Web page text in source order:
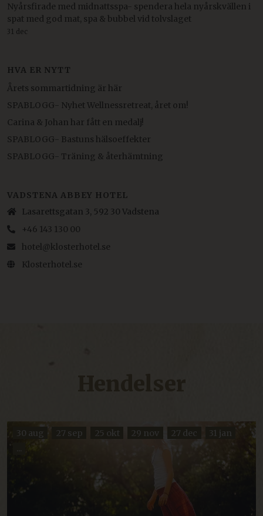
Nyårsfirade med midnattsspa- spendera hela nyårskvällen i
spat med god mat, spa & bubbel vid tolvslaget
31 dec
HVA ER NYTT
Årets sommartidning är här
SPABLOGG- Nyhet Wellnessretreat, året om!
Carina & Johan har fått en medalj!
SPABLOGG- Bastuns hälsoeffekter
SPABLOGG- Träning & återhämtning
VADSTENA ABBEY HOTEL
Lasarettsgatan 3, 592 30 Vadstena
+46 143 130 00
hotel@klosterhotel.se
Klosterhotel.se
30 aug 27 sep 25 okt 29 nov 27 dec
31 jan
...